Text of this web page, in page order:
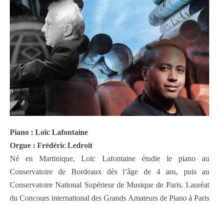
Piano : Loïc Lafontaine
Orgue : Frédéric Ledroit
Né en Martinique, Loïc Lafontaine étudie le piano au
Conservatoire de Bordeaux dès l’âge de 4 ans, puis au
Conservatoire National Supérieur de Musique de Paris. Lauréat
du Concours international des Grands Amateurs de Piano à Paris